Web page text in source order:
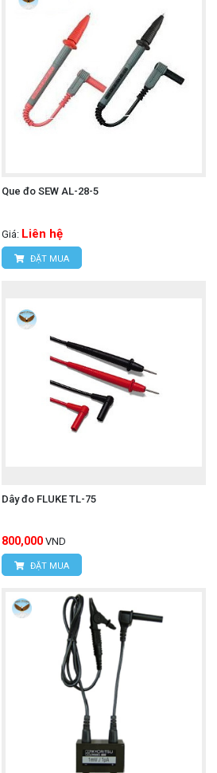
Que đo SEW AL-28-5
Giá: Liên hệ
ĐẶT MUA
Dây đo FLUKE TL-75
800,000 VND
ĐẶT MUA